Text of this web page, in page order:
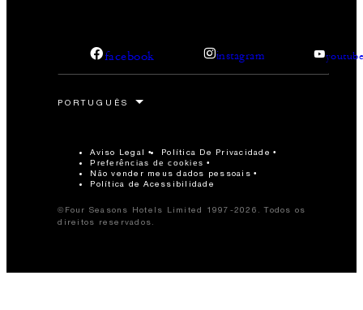
facebook instagram
Aviso Legal Política De Privacidade
Preferências de cookies
Não vender meus dados pessoais
Política de Acessibilidade
©Four Seasons Hotels Limited 1997-2026. Todos os
direitos reservados.